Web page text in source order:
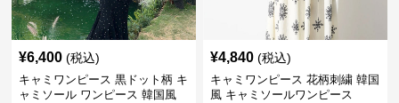
¥6,400 (税込)
キャミワンピース 黒ドット柄 キ
ャミソール ワンピース 韓国風
¥4,840 (税込)
キャミワンピース 花柄刺繍 韓国
風 キャミソールワンピース